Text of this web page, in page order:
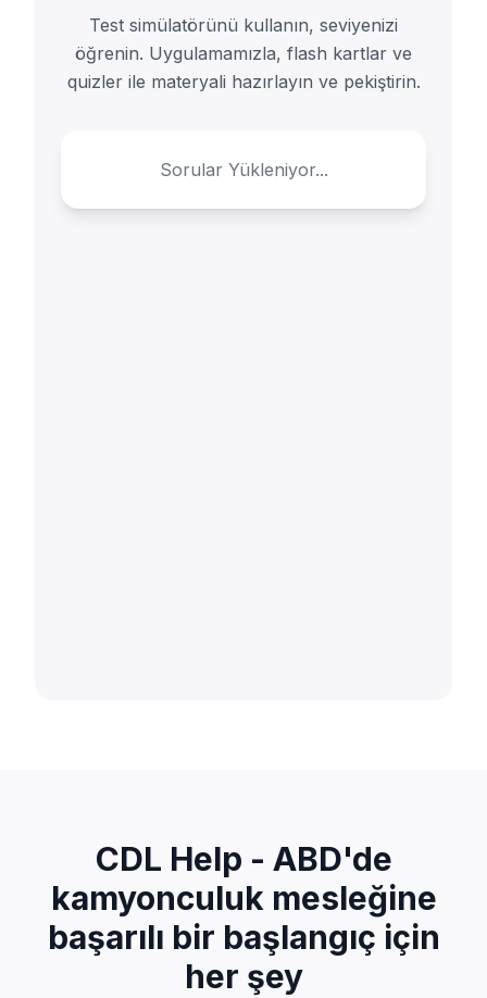
Test simülatörünü kullanın, seviyenizi
öğrenin. Uygulamamızla, flash kartlar ve
quizler ile materyali hazırlayın ve pekiştirin.
Sorular Yükleniyor...
CDL Help - ABD'de
kamyonculuk mesleğine
başarılı bir başlangıç için
her şey